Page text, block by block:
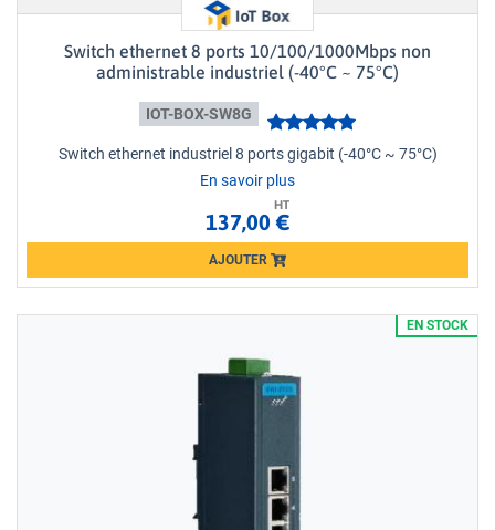
Switch ethernet 8 ports 10/100/1000Mbps non
administrable industriel (-40°C ~ 75°C)
IOT-BOX-SW8G
Switch ethernet industriel 8 ports gigabit (-40°C ~ 75°C)
En savoir plus
HT
137,00 €
AJOUTER
Loading...
EN STOCK